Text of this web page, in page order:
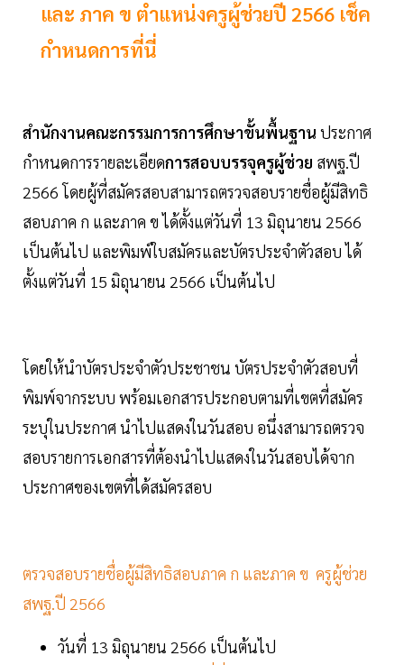
และ ภาค ข ตำแหน่งครูผู้ช่วยปี 2566 เช็ค
กำหนดการที่นี่
สำนักงานคณะกรรมการการศึกษาขั้นพื้นฐาน ประกาศ
กำหนดการรายละเอียดการสอบบรรจุครูผู้ช่วย สพฐ.ปี
2566 โดยผู้ที่สมัครสอบสามารถตรวจสอบรายชื่อผู้มีสิทธิ
สอบภาค ก และภาค ข ได้ตั้งแต่วันที่ 13 มิถุนายน 2566
เป็นต้นไป และพิมพ์ใบสมัครและบัตรประจำตัวสอบ ได้
ตั้งแต่วันที่ 15 มิถุนายน 2566 เป็นต้นไป
โดยให้นำบัตรประจำตัวประชาชน บัตรประจำตัวสอบที่
พิมพ์จากระบบ พร้อมเอกสารประกอบตามที่เขตที่สมัคร
ระบุในประกาศ นำไปแสดงในวันสอบ อนึ่งสามารถตรวจ
สอบรายการเอกสารที่ต้องนำไปแสดงในวันสอบได้จาก
ประกาศของเขตที่ได้สมัครสอบ
ตรวจสอบรายชื่อผู้มีสิทธิสอบภาค ก และภาค ข ครูผู้ช่วย
สพฐ.ปี 2566
วันที่ 13 มิถุนายน 2566 เป็นต้นไป